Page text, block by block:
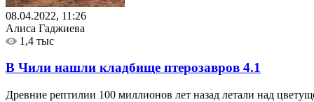
08.04.2022, 11:26
Алиса Гаджиева
1,4 тыс
В Чили нашли кладбище птерозавров 4.1
Древние рептилии 100 миллионов лет назад летали над